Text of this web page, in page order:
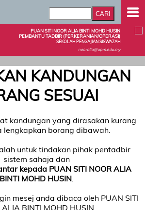
PUAN SITI NOOR ALIA BINTI MOHD HUSIN
PEMBANTU TADBIR (PERKERANIAN/OPERASI)
SEKOLAH PENGAJIAN SISWAZAH
nooralia@upm.edu.my
KANDUNGAN
SESUAI
kandungan yang dirasakan kurang
lengkapkan borang dibawah.
untuk tindakan pihak pentadbir
sistem sahaja dan
kepada PUAN SITI NOOR ALIA
BINTI MOHD HUSIN.
mesej anda dibaca oleh PUAN SITI
ALIA BINTI MOHD HUSIN,